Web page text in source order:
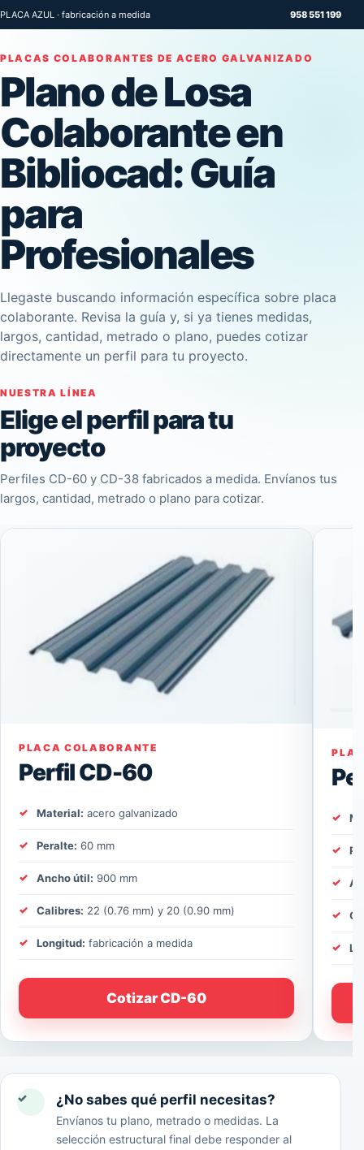
PLACA AZUL · fabricación a medida 958 551 199
PLACAS COLABORANTES DE ACERO GALVANIZADO
Plano de Losa
Colaborante en
Bibliocad: Guía
para
Profesionales
Llegaste buscando información específica sobre placa
colaborante. Revisa la guía y, si ya tienes medidas,
largos, cantidad, metrado o plano, puedes cotizar
directamente un perfil para tu proyecto.
NUESTRA LÍNEA
Elige el perfil para tu
proyecto
Perfiles CD-60 y CD-38 fabricados a medida. Envíanos tus
largos, cantidad, metrado o plano para cotizar.
PLACA COLABORANTE
Perfil CD-60
Material: acero galvanizado
Peralte: 60 mm
Ancho útil: 900 mm
Calibres: 22 (0.76 mm) y 20 (0.90 mm)
Longitud: fabricación a medida
Cotizar CD-60
✓ ¿No sabes qué perfil necesitas?
Envíanos tu plano, metrado o medidas. La
selección estructural final debe responder al